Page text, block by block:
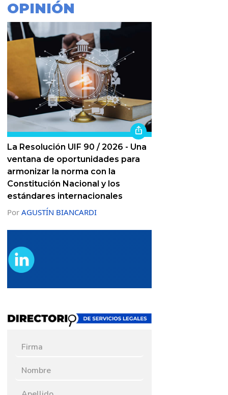
OPINIÓN
La Resolución UIF 90 / 2026 - Una
ventana de oportunidades para
armonizar la norma con la
Constitución Nacional y los
estándares internacionales
Por AGUSTÍN BIANCARDI